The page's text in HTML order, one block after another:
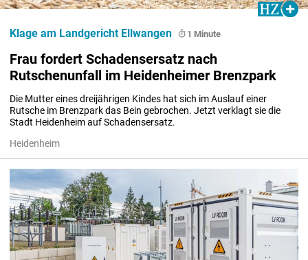
Frau fordert Schadensersatz nach
Rutschenunfall im Heidenheimer Brenzpark
Die Mutter eines dreijährigen Kindes hat sich im Auslauf einer
Rutsche im Brenzpark das Bein gebrochen. Jetzt verklagt sie die
Stadt Heidenheim auf Schadensersatz.
Heidenheim
Klage am Landgericht Ellwangen 1 Minute